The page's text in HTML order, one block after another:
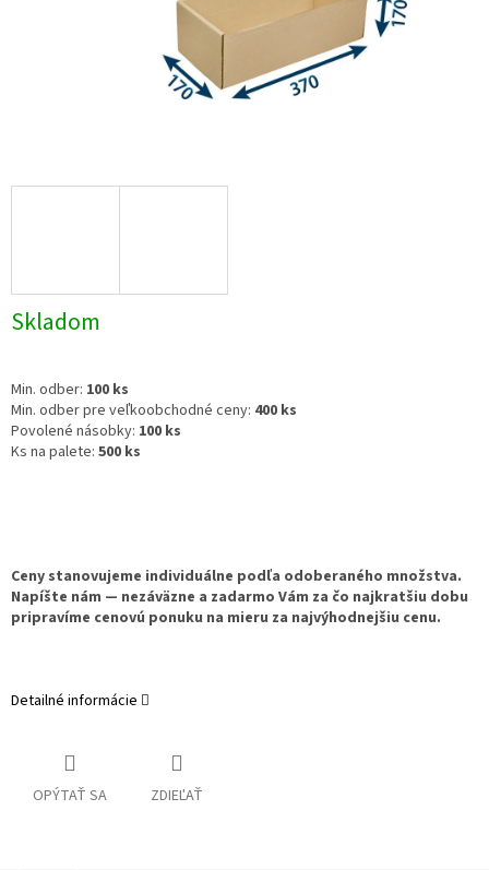
Skladom
Min. odber: 100 ks
Min. odber pre veľkoobchodné ceny: 400 ks
Povolené násobky: 100 ks
Ks na palete: 500 ks
Ceny stanovujeme individuálne podľa odoberaného množstva.
Napíšte nám — nezáväzne a zadarmo Vám za čo najkratšiu dobu
pripravíme cenovú ponuku na mieru za najvýhodnejšiu cenu.
Detailné informácie
OPÝTAŤ SA ZDIEĽAŤ